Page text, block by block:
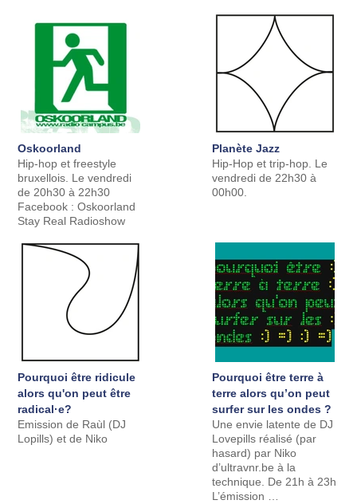
Oskoorland
Hip-hop et freestyle
bruxellois. Le vendredi
de 20h30 à 22h30
Facebook : Oskoorland
Stay Real Radioshow
Planète Jazz
Hip-Hop et trip-hop. Le
vendredi de 22h30 à
00h00.
Pourquoi être ridicule
alors qu'on peut être
radical·e?
Emission de Raùl (DJ
Lopills) et de Niko
Pourquoi être terre à
terre alors qu’on peut
surfer sur les ondes ?
Une envie latente de DJ
Lovepills réalisé (par
hasard) par Niko
d’ultravnr.be à la
technique. De 21h à 23h
L’émission …